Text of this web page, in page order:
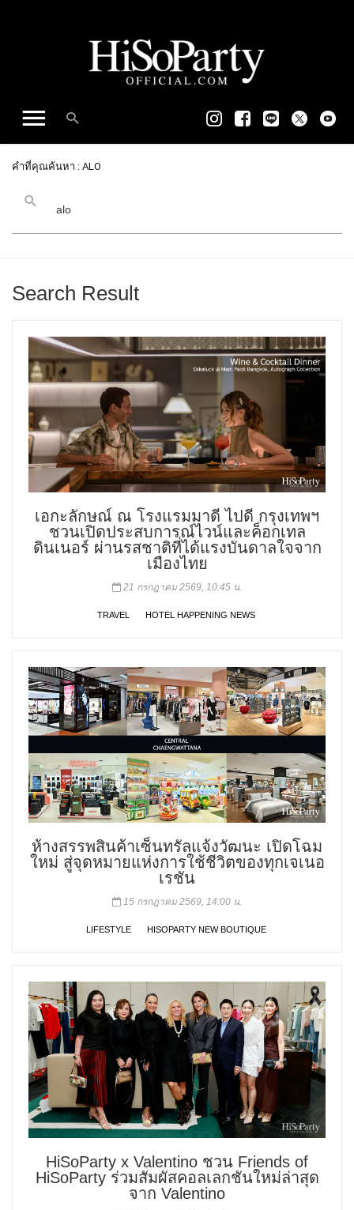
คำที่คุณค้นหา : ALO
Search Result
เอกะลักษณ์ ณ โรงแรมมาดี ไปดี กรุงเทพฯ
ชวนเปิดประสบการณ์ไวน์และค็อกเทล
ดินเนอร์ ผ่านรสชาติที่ได้แรงบันดาลใจจาก
เมืองไทย
21 กรกฎาคม 2569, 10:45 น.
TRAVEL HOTEL HAPPENING NEWS
ห้างสรรพสินค้าเซ็นทรัลแจ้งวัฒนะ เปิดโฉม
ใหม่ สู่จุดหมายแห่งการใช้ชีวิตของทุกเจเนอ
เรชัน
15 กรกฎาคม 2569, 14:00 น.
LIFESTYLE HISOPARTY NEW BOUTIQUE
HiSoParty x Valentino ชวน Friends of
HiSoParty ร่วมสัมผัสคอลเลกชันใหม่ล่าสุด
จาก Valentino